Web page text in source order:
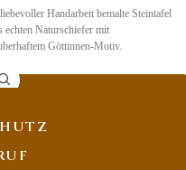
Handarbeit bemalte Steintafel
echten Naturschiefer mit
Göttinnen-Motiv.